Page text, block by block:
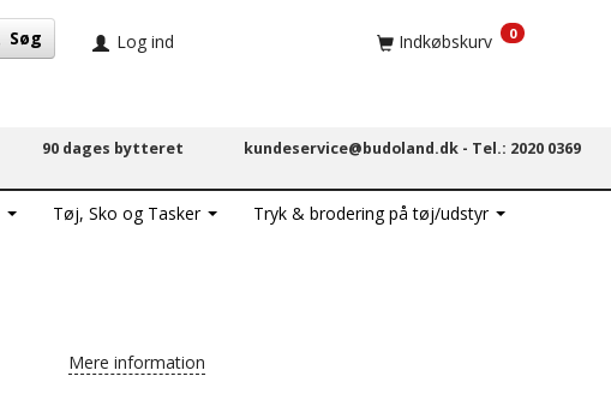
Søg Log ind Indkøbskurv 0
90 dages bytteret kundeservice@budoland.dk - Tel.: 2020 0369
Tøj, Sko og Tasker
Tryk & brodering på tøj/udstyr
Mere information